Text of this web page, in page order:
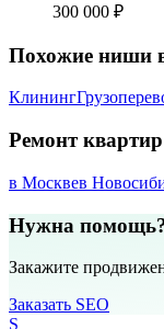
300 000 ₽
Похожие ниши
Клининг
Ремонт
в Москвев
Нужна
Закажите
Заказать SEO
S